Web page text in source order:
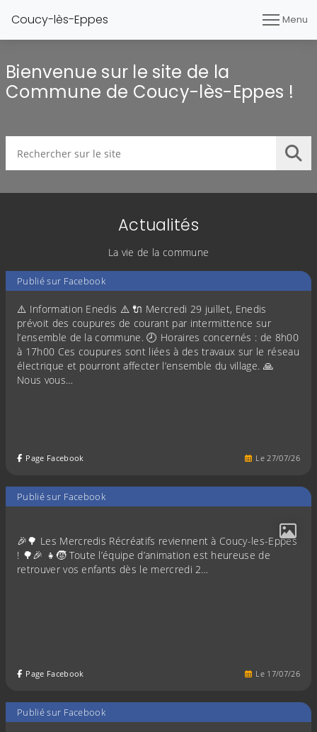
Coucy-lès-Eppes Menu
Bienvenue sur le site de la
Commune de Coucy-lès-Eppes !
Actualités
La vie de la commune
Publié sur Facebook
⚠️ Information Enedis ⚠️ 🔌 Mercredi 29 juillet, Enedis
prévoit des coupures de courant par intermittence sur
l’ensemble de la commune. 🕗 Horaires concernés : de 8h00
à 17h00 Ces coupures sont liées à des travaux sur le réseau
électrique et pourront affecter l’ensemble du village. 🙏
Nous vous…
Le27/07/26
Page Facebook
Publié sur Facebook
🎉🌳 Les Mercredis Récréatifs reviennent à Coucy-les-Eppes
! 🌳🎉 👧🧒 Toute l’équipe d’animation est heureuse de
retrouver vos enfants dès le mercredi 2…
Le 17/07/26
Page Facebook
Publié sur Facebook